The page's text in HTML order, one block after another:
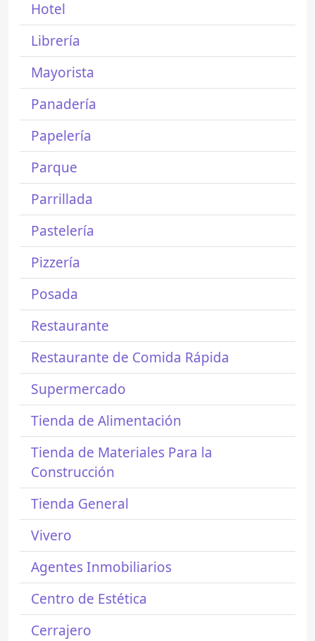
Hotel
Librería
Mayorista
Panadería
Papelería
Parque
Parrillada
Pastelería
Pizzería
Posada
Restaurante
Restaurante de Comida Rápida
Supermercado
Tienda de Alimentación
Tienda de Materiales Para la
Construcción
Tienda General
Vivero
Agentes Inmobiliarios
Centro de Estética
Cerrajero